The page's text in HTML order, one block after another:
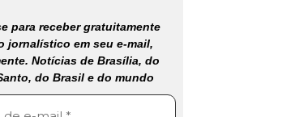
para receber gratuitamente
jornalístico em seu e-mail,
Notícias de Brasília, do
do Brasil e do mundo